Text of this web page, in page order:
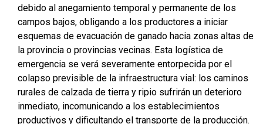
debido al anegamiento temporal y permanente de los
campos bajos, obligando a los productores a iniciar
esquemas de evacuación de ganado hacia zonas altas de
la provincia o provincias vecinas. Esta logística de
emergencia se verá severamente entorpecida por el
colapso previsible de la infraestructura vial: los caminos
rurales de calzada de tierra y ripio sufrirán un deterioro
inmediato, incomunicando a los establecimientos
productivos y dificultando el transporte de la producción.